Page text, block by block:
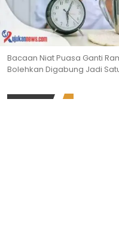
Bacaan Niat Puasa Ganti
Bolehkan Digabung Jadi